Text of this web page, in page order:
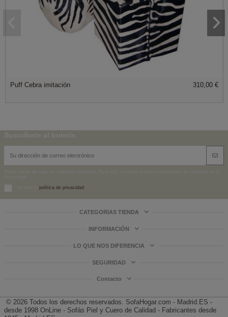
Puff Cebra imitación 310,00 €
Suscríbete al boletín
Acepto lapolítica de privacidad
CATEGORIAS TIENDA
INFORMACIÓN
LO QUE NOS DIFERENCIA
SEGURIDAD
Contacto
© 2026 Todos los derechos reservados. SofaHogar.com - Madrid.ES -
desde 1998OnLine - Sofás Piel y Cuero de Calidad - Fabricantes desde